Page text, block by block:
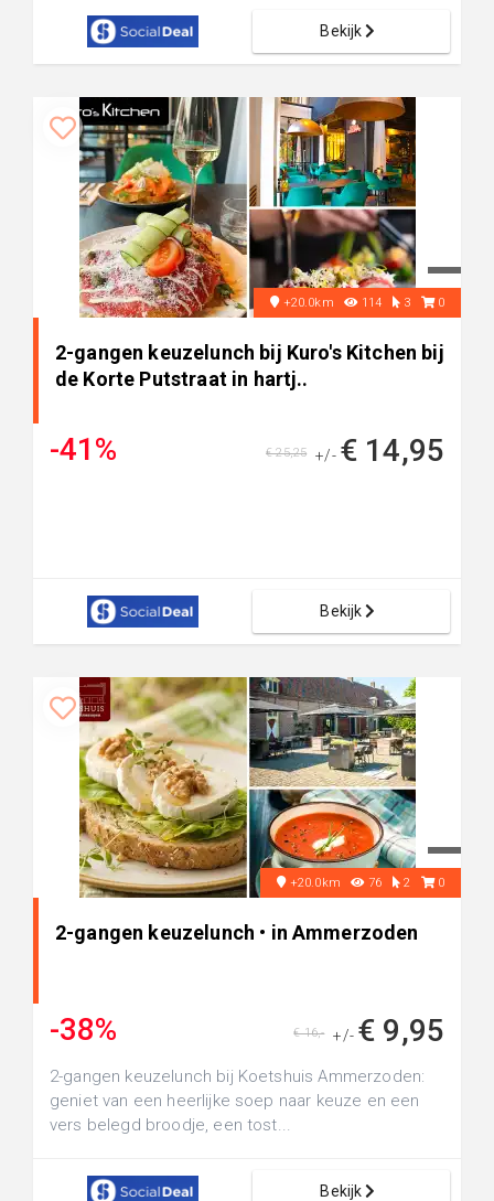
Bekijk
+20.0km 114 3 0
2-gangen keuzelunch bij Kuro's Kitchen bij
de Korte Putstraat in hartj..
-41% +/- € 14,95
€ 25,25
Bekijk
+20.0km 76 2 0
2-gangen keuzelunch • in Ammerzoden
-38% +/- € 9,95
€ 16,-
2-gangen keuzelunch bij Koetshuis Ammerzoden:
geniet van een heerlijke soep naar keuze en een
vers belegd broodje, een tost...
Bekijk